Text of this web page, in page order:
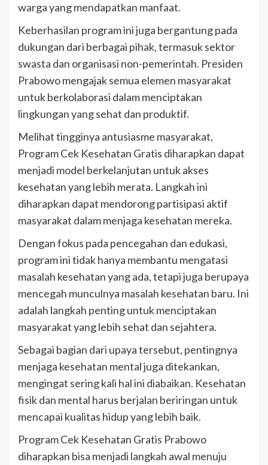
warga yang mendapatkan manfaat.
Keberhasilan program ini juga bergantung pada
dukungan dari berbagai pihak, termasuk sektor
swasta dan organisasi non-pemerintah. Presiden
Prabowo mengajak semua elemen masyarakat
untuk berkolaborasi dalam menciptakan
lingkungan yang sehat dan produktif.
Melihat tingginya antusiasme masyarakat,
Program Cek Kesehatan Gratis diharapkan dapat
menjadi model berkelanjutan untuk akses
kesehatan yang lebih merata. Langkah ini
diharapkan dapat mendorong partisipasi aktif
masyarakat dalam menjaga kesehatan mereka.
Dengan fokus pada pencegahan dan edukasi,
program ini tidak hanya membantu mengatasi
masalah kesehatan yang ada, tetapi juga berupaya
mencegah munculnya masalah kesehatan baru. Ini
adalah langkah penting untuk menciptakan
masyarakat yang lebih sehat dan sejahtera.
Sebagai bagian dari upaya tersebut, pentingnya
menjaga kesehatan mental juga ditekankan,
mengingat sering kali hal ini diabaikan. Kesehatan
fisik dan mental harus berjalan beriringan untuk
mencapai kualitas hidup yang lebih baik.
Program Cek Kesehatan Gratis Prabowo
diharapkan bisa menjadi langkah awal menuju